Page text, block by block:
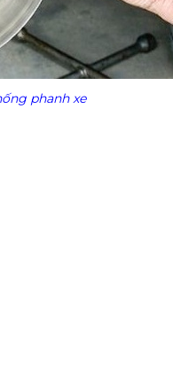
phanh xe